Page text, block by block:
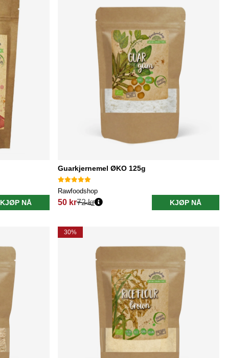
KJØP NÅ
Guarkjernemel ØKO 125g
Rawfoodshop
50 kr
Vanlig pris:
72 kr KJØP NÅ
30%